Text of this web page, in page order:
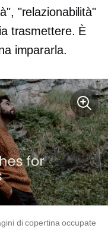
"relazionabilità"
trasmettere. È
impararla.
di copertina occupate